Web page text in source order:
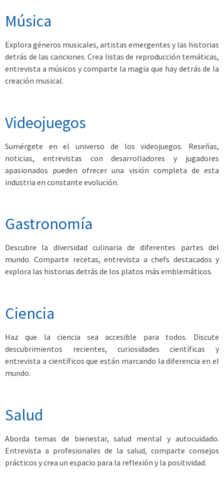
Música
Explora géneros musicales, artistas emergentes y las historias
detrás de las canciones. Crea listas de reproducción temáticas,
entrevista a músicos y comparte la magia que hay detrás de la
creación musical.
Videojuegos
Sumérgete en el universo de los videojuegos. Reseñas,
noticias, entrevistas con desarrolladores y jugadores
apasionados pueden ofrecer una visión completa de esta
industria en constante evolución.
Gastronomía
Descubre la diversidad culinaria de diferentes partes del
mundo. Comparte recetas, entrevista a chefs destacados y
explora las historias detrás de los platos más emblemáticos.
Ciencia
Haz que la ciencia sea accesible para todos. Discute
descubrimientos recientes, curiosidades científicas y
entrevista a científicos que están marcando la diferencia en el
mundo.
Salud
Aborda temas de bienestar, salud mental y autocuidado.
Entrevista a profesionales de la salud, comparte consejos
prácticos y crea un espacio para la reflexión y la positividad.